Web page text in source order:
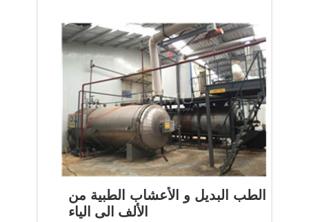
الطب البديل و الأعشاب الطبية من
الألف الى الياء